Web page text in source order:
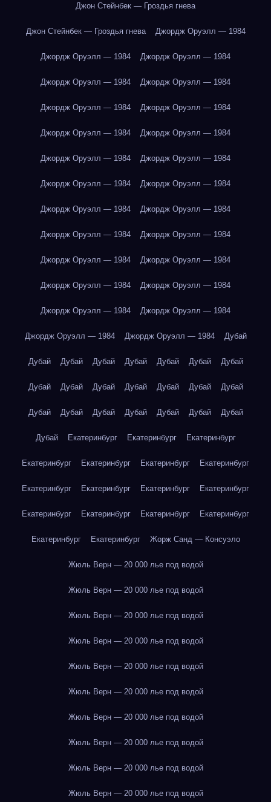
Джон Стейнбек — Гроздья гнева
Джон Стейнбек — Гроздья гнева Джордж Оруэлл — 1984
Джордж Оруэлл — 1984 Джордж Оруэлл — 1984
Джордж Оруэлл — 1984 Джордж Оруэлл — 1984
Джордж Оруэлл — 1984 Джордж Оруэлл — 1984
Джордж Оруэлл — 1984 Джордж Оруэлл — 1984
Джордж Оруэлл — 1984 Джордж Оруэлл — 1984
Джордж Оруэлл — 1984 Джордж Оруэлл — 1984
Джордж Оруэлл — 1984 Джордж Оруэлл — 1984
Джордж Оруэлл — 1984 Джордж Оруэлл — 1984
Джордж Оруэлл — 1984 Джордж Оруэлл — 1984
Джордж Оруэлл — 1984 Джордж Оруэлл — 1984
Джордж Оруэлл — 1984 Джордж Оруэлл — 1984
Джордж Оруэлл — 1984 Джордж Оруэлл — 1984 Дубай
Дубай Дубай Дубай Дубай Дубай Дубай Дубай
Дубай Дубай Дубай Дубай Дубай Дубай Дубай
Дубай Дубай Дубай Дубай Дубай Дубай Дубай
Дубай Екатеринбург Екатеринбург Екатеринбург
Екатеринбург Екатеринбург Екатеринбург Екатеринбург
Екатеринбург Екатеринбург Екатеринбург Екатеринбург
Екатеринбург Екатеринбург Екатеринбург Екатеринбург
Екатеринбург Екатеринбург Жорж Санд — Консуэло
Жюль Верн — 20 000 лье под водой
Жюль Верн — 20 000 лье под водой
Жюль Верн — 20 000 лье под водой
Жюль Верн — 20 000 лье под водой
Жюль Верн — 20 000 лье под водой
Жюль Верн — 20 000 лье под водой
Жюль Верн — 20 000 лье под водой
Жюль Верн — 20 000 лье под водой
Жюль Верн — 20 000 лье под водой
Жюль Верн — 20 000 лье под водой